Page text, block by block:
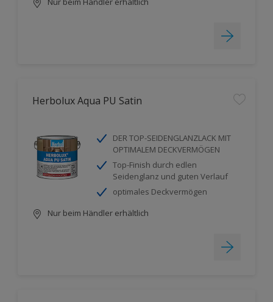
Herbolux Aqua PU Satin
DER TOP-SEIDENGLANZLACK MIT
OPTIMALEM DECKVERMÖGEN
Top-Finish durch edlen
Seidenglanz und guten Verlauf
optimales Deckvermögen
Nur beim Händler erhältlich